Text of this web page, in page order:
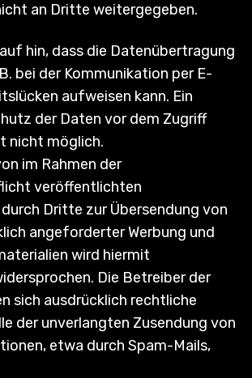
an Dritte weitergegeben.
hin, dass die Datenübertragung
bei der Kommunikation per E-
aufweisen kann. Ein
der Daten vor dem Zugriff
nicht möglich.
im Rahmen der
veröffentlichten
Dritte zur Übersendung von
angeforderter Werbung und
wird hiermit
Die Betreiber der
sich ausdrücklich rechtliche
der unverlangten Zusendung von
etwa durch Spam-Mails,